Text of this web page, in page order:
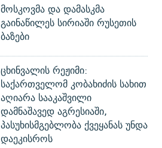
მოსკოვმა და დამასკმა
გაინაწილეს სირიაში რუსეთის
ბაზები
ცხინვალის რეჟიმი:
საქართველომ კობახიძის სახით
აღიარა სააკაშვილი
დამნაშავედ აგრესიაში,
პასუხისმგებლობა ქვეყანას უნდა
დაეკისროს